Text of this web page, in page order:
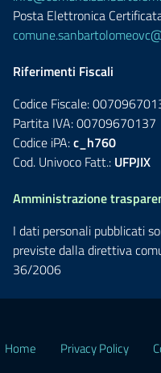
Posta Elettronica
Riferimenti Fiscali
Codice Fiscale:
Partita IVA: 00709670137
Codice iPA:c_h760
Cod. Univoco Fatt.: UFPJIX
Amministrazione
I dati personali pubblicati
previste dalla direttiva
36/2006
Home Privacy Policy